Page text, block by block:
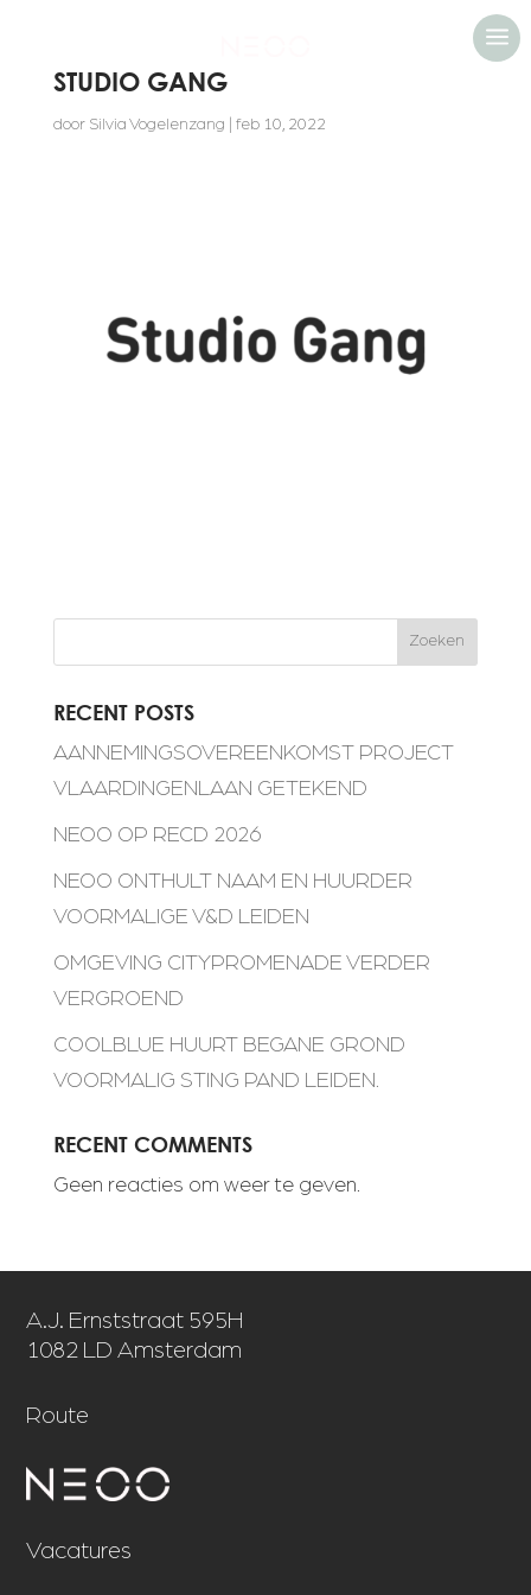
a
STUDIO GANG
door Silvia Vogelenzang feb 10, 2022
Zoeken
RECENT POSTS
AANNEMINGSOVEREENKOMST PROJECT
VLAARDINGENLAAN GETEKEND
NEOO OP RECD 2026
NEOO ONTHULT NAAM EN HUURDER
VOORMALIGE V&D LEIDEN
OMGEVING CITYPROMENADE VERDER
VERGROEND
COOLBLUE HUURT BEGANE GROND
VOORMALIG STING PAND LEIDEN.
RECENT COMMENTS
Geen reacties om weer te geven.
A.J. Ernststraat 595H
1082 LD Amsterdam
Route
Vacatures